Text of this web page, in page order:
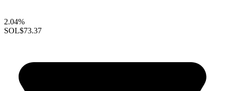
2.04%
SOL$73.37